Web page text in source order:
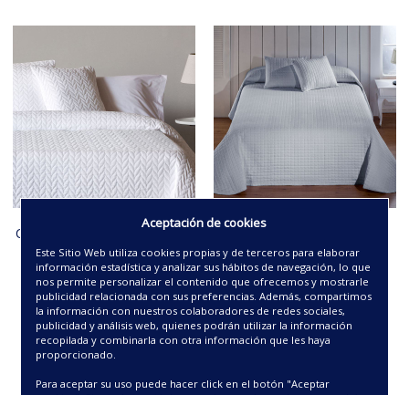
COLCHA JACQUARD -ESPIGA-
58.88€
COLCHA JACQUARD -
CALGARY-
58.88€
Aceptación de cookies
Este Sitio Web utiliza cookies propias y de terceros para elaborar
información estadística y analizar sus hábitos de navegación, lo que
nos permite personalizar el contenido que ofrecemos y mostrarle
publicidad relacionada con sus preferencias. Además, compartimos
la información con nuestros colaboradores de redes sociales,
publicidad y análisis web, quienes podrán utilizar la información
recopilada y combinarla con otra información que les haya
proporcionado.
Para aceptar su uso puede hacer click en el botón "Aceptar